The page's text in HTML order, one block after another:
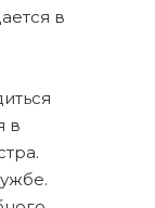
в
в